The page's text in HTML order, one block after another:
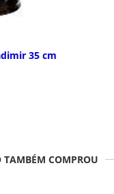
35 cm
TAMBÉM COMPROU